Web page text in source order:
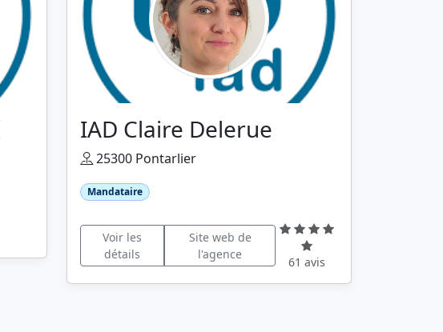
IAD Claire Delerue
25300 Pontarlier
Mandataire
Voir les
détails
Site web de
l'agence
61 avis